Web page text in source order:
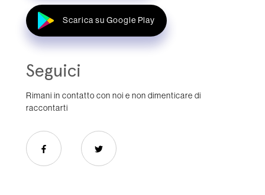
Scarica su Google Play
Seguici
Rimani in contatto con noi e non dimenticare di
raccontarti